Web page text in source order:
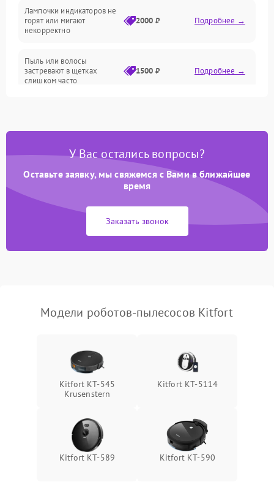
Батарея
Программные сбои
Лампочки индикаторов не
горят или мигают
некорректно
2000 ₽ Подробнее →
Пыль или волосы
застревают в щетках
слишком часто
1500 ₽ Подробнее →
У Вас остались вопросы?
Оставьте заявку, мы свяжемся с Вами в ближайшее
время
Заказать звонок
Модели роботов-пылесосов Kitfort
Kitfort КТ-545
Krusenstern
Kitfort КТ-5114
Kitfort KT-589 Kitfort KT-590